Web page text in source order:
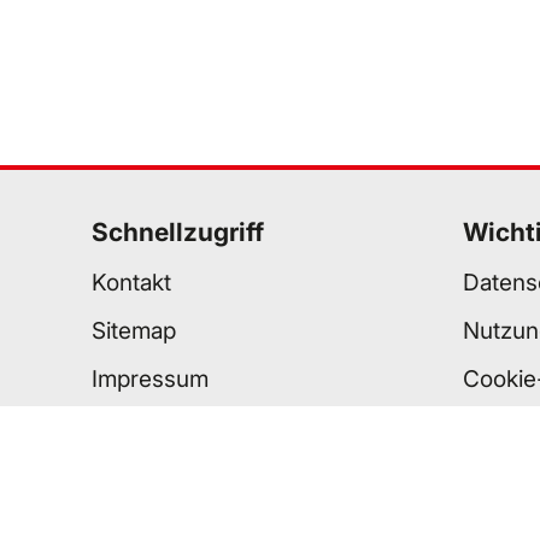
Schnellzugriff
Kontakt
Sitemap
Impressum